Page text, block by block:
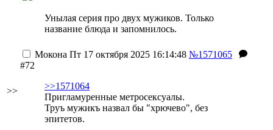
Унылая серия про двух мужиков. Только
название блюда и запомнилось.
>>
Мокона Пт 17 октября 2025 16:14:48 №1571065
#72
>>1571064
Пригламуренные метросексуалы.
Труъ мужикъ назвал бы "хрючево", без
эпитетов.